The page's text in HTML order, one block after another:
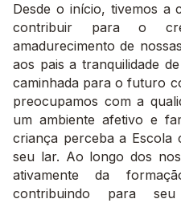
Desde o início, tivemos a
contribuir para o
amadurecimento de
aos pais a tranquilidade
caminhada para o futuro
preocupamos com a
um ambiente afetivo e
criança perceba a Escola
seu lar. Ao longo dos
ativamente da
contribuindo para seu